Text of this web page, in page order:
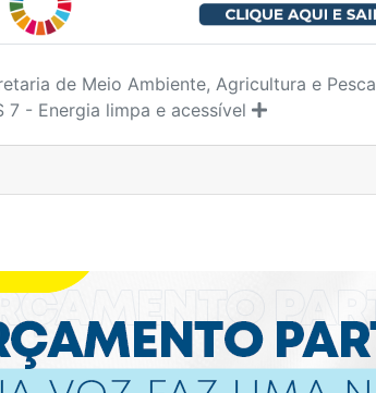
de Meio Ambiente, Agricultura e Pesca
7 - Energia limpa e acessível